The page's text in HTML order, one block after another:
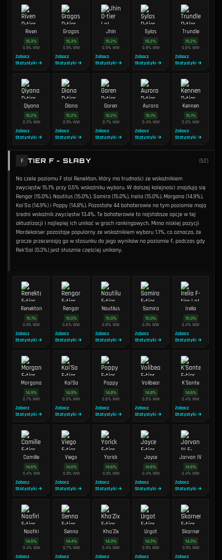
Riven
15.3%
0.5%WW
Zobacz
Statystyki →
Gragas
15.3%
0.5% WW
Zobacz
Statystyki →
Jhin
15.2%
0.9%WW
Zobacz
Statystyki →
Sylas
15.2%
0.8% WW
Zobacz
Statystyki →
Trundle
15.2%
0.6%WW
Zobacz
Statystyki →
Qiyana
15.2%
0.3% WW
Zobacz
Statystyki →
Diana
15.2%
0.5% WW
Zobacz
Statystyki →
Garen
15.2%
0.7% WW
Zobacz
Statystyki →
Aurora
15.1%
0.4% WW
Zobacz
Statystyki →
Kennen
15.1%
0.3%WW
Zobacz
Statystyki →
F TIER F - SŁABY (52)
Na czele poziomu F stoi Renekton, który ma trudności ze wskaźnikiem
zwycięstw 15.1% przy 0.5% wskaźniku wyboru. W dalszej kolejności znajdują się
Rengar (15.0%), Nautilus (15.0%), Samira (15.0%), Irelia (15.0%), Morgana (14.9%),
Kai'Sa (14.9%) i Poppy (14.8%). Pozostałe 44 bohaterowie na tym poziomie mają
średni wskaźnik zwycięstw 13.4%. Te bohaterowie to najsłabsze opcje w tej
aktualizacji i najlepiej ich unikać w grach rankingowych. Mimo niskiej pozycji
Mordekaiser pozostaje popularny ze wskaźnikiem wyboru 1.1%, co oznacza, że
gracze przeceniają go w stosunku do jego wyników na poziomie F, podczas gdy
Rek'Sai (0.3%) jest słusznie częściej unikany.
Renekton
15.1%
0.5%WW
Zobacz
Statystyki →
Rengar
15.0%
0.6%WW
Zobacz
Statystyki →
Nautilus
15.0%
0.8%WW
Zobacz
Statystyki →
Samira
15.0%
0.5%WW
Zobacz
Statystyki →
Irelia
15.0%
0.4%WW
Zobacz
Statystyki →
Morgana
14.9%
0.7%WW
Zobacz
Statystyki →
Kai'Sa
14.9%
0.9%WW
Zobacz
Statystyki →
Poppy
14.8%
0.6%WW
Zobacz
Statystyki →
Volibear
14.8%
0.8% WW
Zobacz
Statystyki →
K'Sante
14.6%
0.4%WW
Zobacz
Statystyki →
Camille
14.6%
0.4% WW
Zobacz
Statystyki →
Viego
14.6%
0.5% WW
Zobacz
Statystyki →
Yorick
14.6%
0.5% WW
Zobacz
Statystyki →
Jayce
14.6%
0.4% WW
Zobacz
Statystyki →
Jarvan IV
14.6%
0.4%WW
Zobacz
Statystyki →
Naafiri
14.5%
0.4% WW
Zobacz
Senna
14.4%
0.7% WW
Zobacz
Kha'Zix
14.3%
0.4%WW
Zobacz
Urgot
14.3%
0.5%WW
Zobacz
Skarner
14.3%
0.5% WW
Zobacz